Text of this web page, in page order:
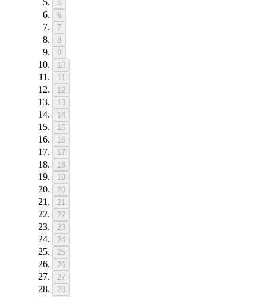
5
6
7
8
9
10
11
12
13
14
15
16
17
18
19
20
21
22
23
24
25
26
27
28